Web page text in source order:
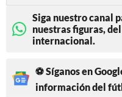
Siga nuestro canal
nuestras figuras,
internacional.
⚽ Síganos en
información del